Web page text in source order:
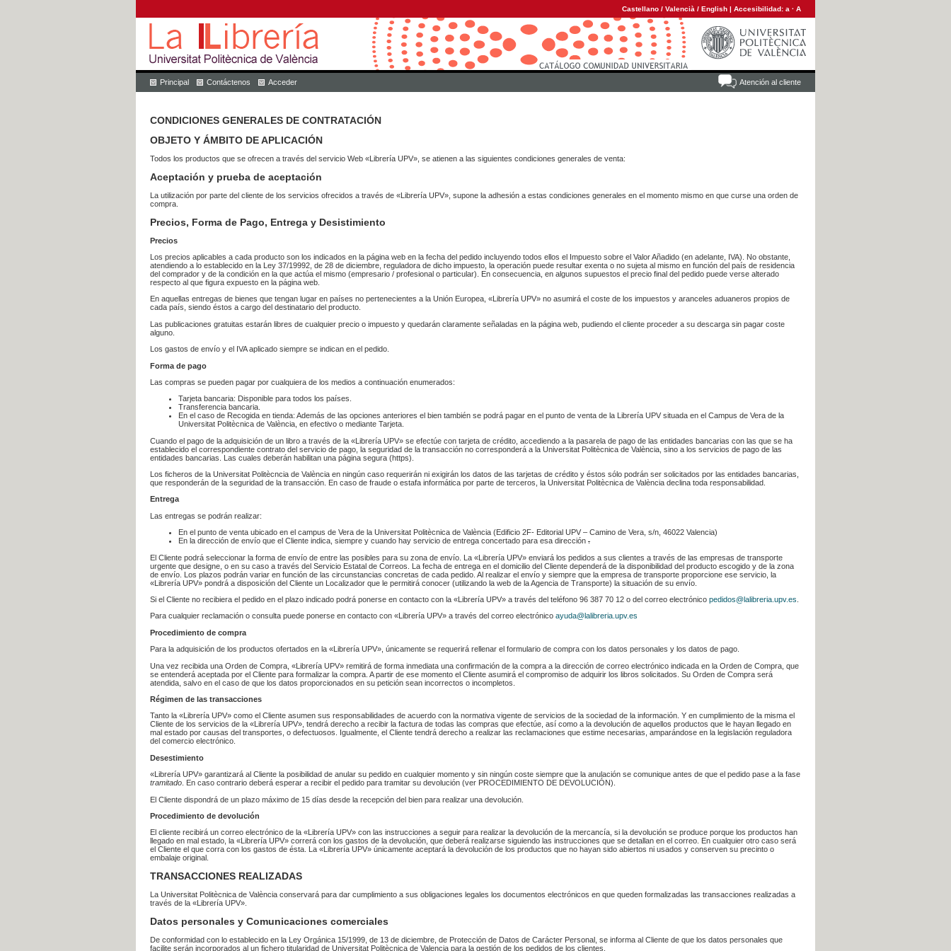
Castellano / Valencià / English | Accesibilidad: a · A
Atención al cliente
Principal Contáctenos Acceder
CONDICIONES GENERALES DE CONTRATACIÓN
OBJETO Y ÁMBITO DE APLICACIÓN
Todos los productos que se ofrecen a través del servicio Web «Librería UPV», se atienen a las siguientes condiciones generales de venta:
Aceptación y prueba de aceptación
La utilización por parte del cliente de los servicios ofrecidos a través de «Librería UPV», supone la adhesión a estas condiciones generales en el momento mismo en que curse una orden de
compra.
Precios, Forma de Pago, Entrega y Desistimiento
Precios
Los precios aplicables a cada producto son los indicados en la página web en la fecha del pedido incluyendo todos ellos el Impuesto sobre el Valor Añadido (en adelante, IVA). No obstante,
atendiendo a lo establecido en la Ley 37/19992, de 28 de diciembre, reguladora de dicho impuesto, la operación puede resultar exenta o no sujeta al mismo en función del país de residencia
del comprador y de la condición en la que actúa el mismo (empresario / profesional o particular). En consecuencia, en algunos supuestos el precio final del pedido puede verse alterado
respecto al que figura expuesto en la página web.
En aquellas entregas de bienes que tengan lugar en países no pertenecientes a la Unión Europea, «Librería UPV» no asumirá el coste de los impuestos y aranceles aduaneros propios de
cada país, siendo éstos a cargo del destinatario del producto.
Las publicaciones gratuitas estarán libres de cualquier precio o impuesto y quedarán claramente señaladas en la página web, pudiendo el cliente proceder a su descarga sin pagar coste
alguno.
Los gastos de envío y el IVA aplicado siempre se indican en el pedido.
Forma de pago
Las compras se pueden pagar por cualquiera de los medios a continuación enumerados:
Tarjeta bancaria: Disponible para todos los países.
Transferencia bancaria.
En el caso de Recogida en tienda: Además de las opciones anteriores el bien también se podrá pagar en el punto de venta de la Librería UPV situada en el Campus de Vera de la
Universitat Politècnica de València, en efectivo o mediante Tarjeta.
Cuando el pago de la adquisición de un libro a través de la «Librería UPV» se efectúe con tarjeta de crédito, accediendo a la pasarela de pago de las entidades bancarias con las que se ha
establecido el correspondiente contrato del servicio de pago, la seguridad de la transacción no corresponderá a la Universitat Politècnica de València, sino a los servicios de pago de las
entidades bancarias. Las cuales deberán habilitan una página segura (https).
Los ficheros de la Universitat Politècncia de València en ningún caso requerirán ni exigirán los datos de las tarjetas de crédito y éstos sólo podrán ser solicitados por las entidades bancarias,
que responderán de la seguridad de la transacción. En caso de fraude o estafa informática por parte de terceros, la Universitat Politècnica de València declina toda responsabilidad.
Entrega
Las entregas se podrán realizar:
En el punto de venta ubicado en el campus de Vera de la Universitat Politècnica de València (Edificio 2F- Editorial UPV – Camino de Vera, s/n, 46022 Valencia)
En la dirección de envío que el Cliente indica, siempre y cuando hay servicio de entrega concertado para esa dirección .
El Cliente podrá seleccionar la forma de envío de entre las posibles para su zona de envío. La «Librería UPV» enviará los pedidos a sus clientes a través de las empresas de transporte
urgente que designe, o en su caso a través del Servicio Estatal de Correos. La fecha de entrega en el domicilio del Cliente dependerá de la disponibilidad del producto escogido y de la zona
de envío. Los plazos podrán variar en función de las circunstancias concretas de cada pedido. Al realizar el envío y siempre que la empresa de transporte proporcione ese servicio, la
«Librería UPV» pondrá a disposición del Cliente un Localizador que le permitirá conocer (utilizando la web de la Agencia de Transporte) la situación de su envío.
Si el Cliente no recibiera el pedido en el plazo indicado podrá ponerse en contacto con la «Librería UPV» a través del teléfono 96 387 70 12 o del correo electrónico pedidos@lalibreria.upv.es
Para cualquier reclamación o consulta puede ponerse en contacto con «Librería UPV» a través del correo electrónico ayuda@lalibreria.upv.es
Procedimiento de compra
Para la adquisición de los productos ofertados en la «Librería UPV», únicamente se requerirá rellenar el formulario de compra con los datos personales y los datos de pago.
Una vez recibida una Orden de Compra, «Librería UPV» remitirá de forma inmediata una confirmación de la compra a la dirección de correo electrónico indicada en la Orden de Compra, que
se entenderá aceptada por el Cliente para formalizar la compra. A partir de ese momento el Cliente asumirá el compromiso de adquirir los libros solicitados. Su Orden de Compra será
atendida, salvo en el caso de que los datos proporcionados en su petición sean incorrectos o incompletos.
Régimen de las transacciones
Tanto la «Librería UPV» como el Cliente asumen sus responsabilidades de acuerdo con la normativa vigente de servicios de la sociedad de la información. Y en cumplimiento de la misma el
Cliente de los servicios de la «Librería UPV», tendrá derecho a recibir la factura de todas las compras que efectúe, así como a la devolución de aquellos productos que le hayan llegado en
mal estado por causas del transportes, o defectuosos. Igualmente, el Cliente tendrá derecho a realizar las reclamaciones que estime necesarias, amparándose en la legislación reguladora
del comercio electrónico.
Desestimiento
«Librería UPV» garantizará al Cliente la posibilidad de anular su pedido en cualquier momento y sin ningún coste siempre que la anulación se comunique antes de que el pedido pase a la fase
tramitado . En caso contrario deberá esperar a recibir el pedido para tramitar su devolución (ver PROCEDIMIENTO DE DEVOLUCIÓN).
El Cliente dispondrá de un plazo máximo de 15 días desde la recepción del bien para realizar una devolución.
Procedimiento de devolución
El cliente recibirá un correo electrónico de la «Librería UPV» con las instrucciones a seguir para realizar la devolución de la mercancía, si la devolución se produce porque los productos han
llegado en mal estado, la «Librería UPV» correrá con los gastos de la devolución, que deberá realizarse siguiendo las instrucciones que se detallan en el correo. En cualquier otro caso será
el Cliente el que corra con los gastos de ésta. La «Librería UPV» únicamente aceptará la devolución de los productos que no hayan sido abiertos ni usados y conserven su precinto o
embalaje original.
TRANSACCIONES REALIZADAS
La Universitat Politècnica de València conservará para dar cumplimiento a sus obligaciones legales los documentos electrónicos en que queden formalizadas las transacciones realizadas a
través de la «Librería UPV».
Datos personales y Comunicaciones comerciales
De conformidad con lo establecido en la Ley Orgánica 15/1999, de 13 de diciembre, de Protección de Datos de Carácter Personal, se informa al Cliente de que los datos personales que
facilite serán incorporados al un fichero titularidad de Universitat Politècnica de Valencia para la gestión de los pedidos de los clientes.